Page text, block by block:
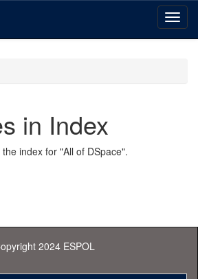
in Index
index for "All of DSpace".
2024 ESPOL